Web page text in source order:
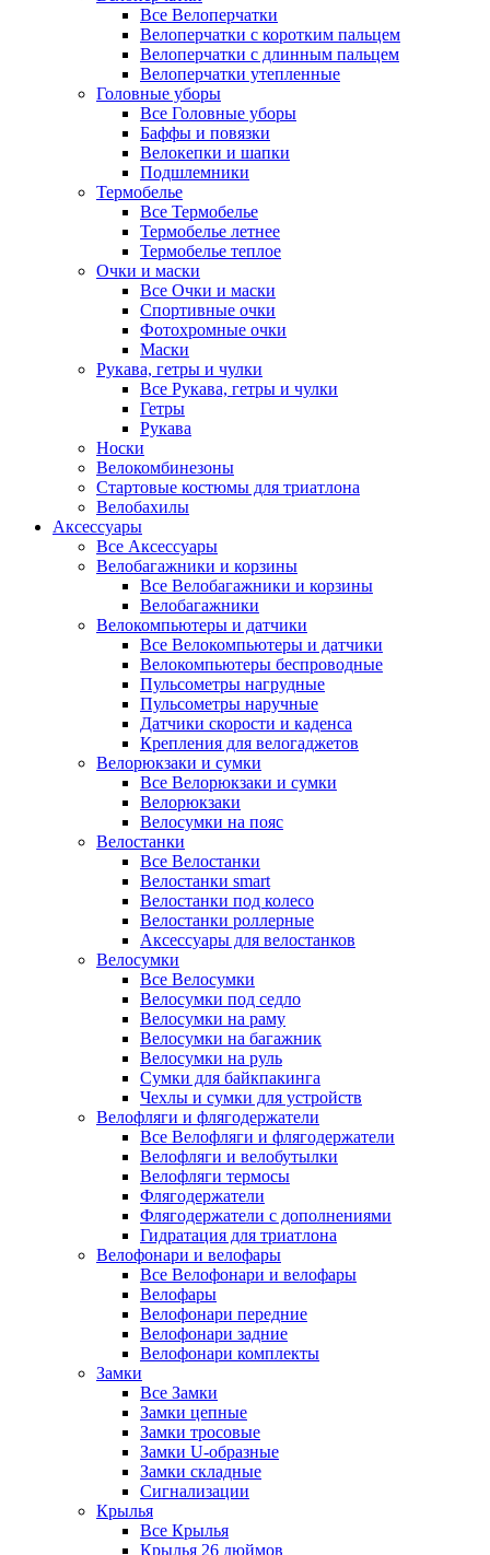
Все Велоперчатки
Велоперчатки с коротким пальцем
Велоперчатки с длинным пальцем
Велоперчатки утепленные
Головные уборы
Все Головные уборы
Баффы и повязки
Велокепки и шапки
Подшлемники
Термобелье
Все Термобелье
Термобелье летнее
Термобелье теплое
Очки и маски
Все Очки и маски
Спортивные очки
Фотохромные очки
Маски
Рукава, гетры и чулки
Все Рукава, гетры и чулки
Гетры
Рукава
Носки
Велокомбинезоны
Стартовые костюмы для триатлона
Велобахилы
Аксессуары
Все Аксессуары
Велобагажники и корзины
Все Велобагажники и корзины
Велобагажники
Велокомпьютеры и датчики
Все Велокомпьютеры и датчики
Велокомпьютеры беспроводные
Пульсометры нагрудные
Пульсометры наручные
Датчики скорости и каденса
Крепления для велогаджетов
Велорюкзаки и сумки
Все Велорюкзаки и сумки
Велорюкзаки
Велосумки на пояс
Велостанки
Все Велостанки
Велостанки smart
Велостанки под колесо
Велостанки роллерные
Аксессуары для велостанков
Велосумки
Все Велосумки
Велосумки под седло
Велосумки на раму
Велосумки на багажник
Велосумки на руль
Сумки для байкпакинга
Чехлы и сумки для устройств
Велофляги и флягодержатели
Все Велофляги и флягодержатели
Велофляги и велобутылки
Велофляги термосы
Флягодержатели
Флягодержатели с дополнениями
Гидратация для триатлона
Велофонари и велофары
Все Велофонари и велофары
Велофары
Велофонари передние
Велофонари задние
Велофонари комплекты
Замки
Все Замки
Замки цепные
Замки тросовые
Замки U-образные
Замки складные
Сигнализации
Крылья
Все Крылья
Крылья 26 дюймов